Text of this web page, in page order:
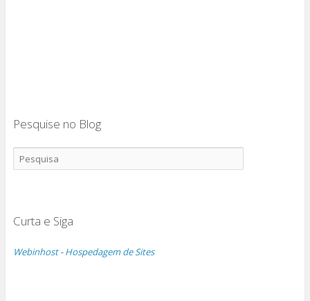
Pesquise no Blog
Curta e Siga
Webinhost - Hospedagem de Sites